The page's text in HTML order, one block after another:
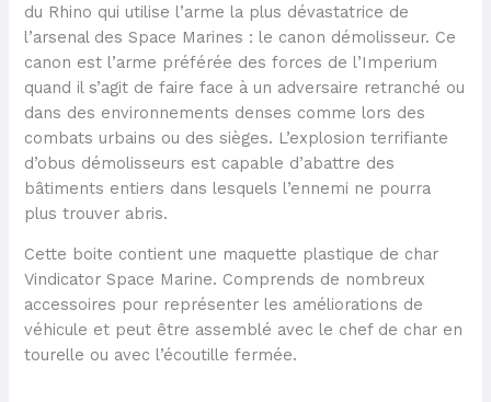
du Rhino qui utilise l’arme la plus dévastatrice de
l’arsenal des Space Marines : le canon démolisseur. Ce
canon est l’arme préférée des forces de l’Imperium
quand il s’agit de faire face à un adversaire retranché ou
dans des environnements denses comme lors des
combats urbains ou des sièges. L’explosion terrifiante
d’obus démolisseurs est capable d’abattre des
bâtiments entiers dans lesquels l’ennemi ne pourra
plus trouver abris.
Cette boite contient une maquette plastique de char
Vindicator Space Marine. Comprends de nombreux
accessoires pour représenter les améliorations de
véhicule et peut être assemblé avec le chef de char en
tourelle ou avec l’écoutille fermée.